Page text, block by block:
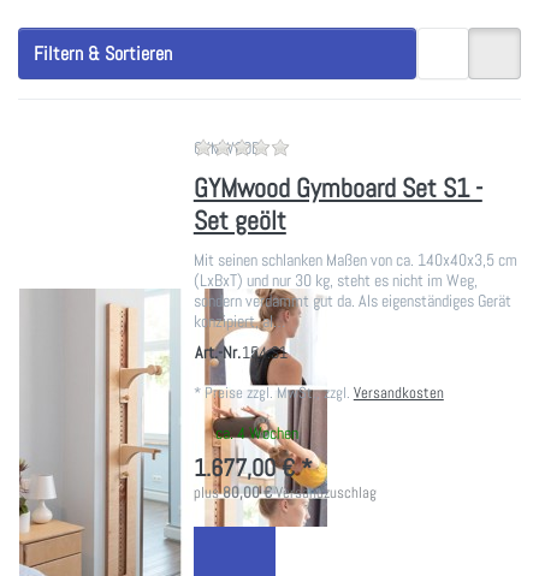
Filtern & Sortieren
GYMWOOD Zu diesem Produkt liegen noch
GYMwood Gymboard Set S1 -
Set geölt
Mit seinen schlanken Maßen von ca. 140x40x3,5 cm
(LxBxT) und nur 30 kg, steht es nicht im Weg,
sondern verdammt gut da. Als eigenständiges Gerät
konzipiert, al…
Art.-Nr.154.S1
*Preise zzgl. MwSt., zzgl. Versandkosten
ca. 4 Wochen
1.677,00 € *
plus80,00 €Versandzuschlag